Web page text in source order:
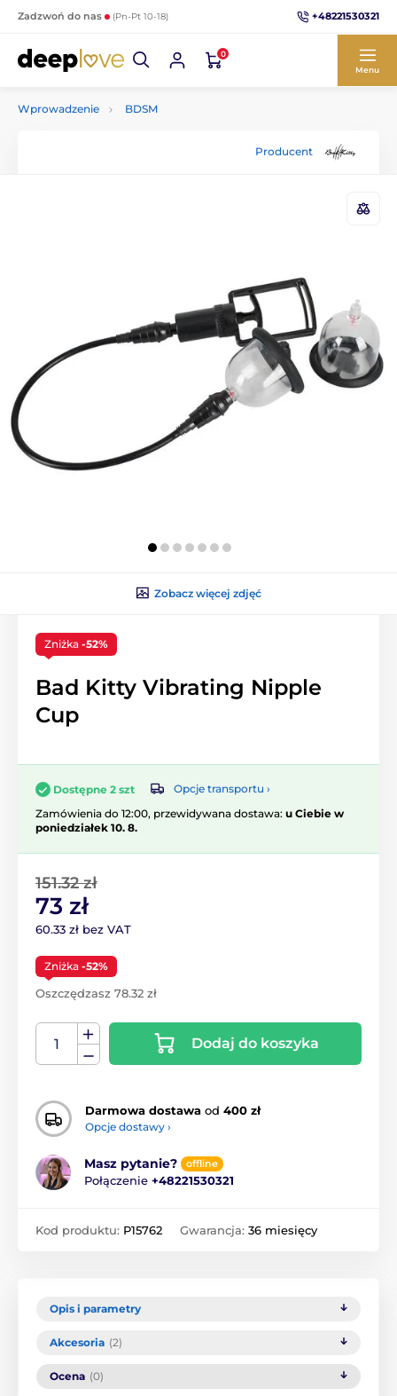
Zadzwoń do nas (Pn-Pt 10-18) +48221530321
0
Menu
Wprowadzenie BDSM
Producent
Zobacz więcej zdjęć
Zniżka -52%
Bad Kitty Vibrating Nipple
Cup
Dostępne 2 szt
Opcje transportu ›
Zamówienia do 12:00, przewidywana dostawa: u Ciebie w
poniedziałek 10. 8.
151.32 zł
73 zł
60.33 zł bez VAT
Zniżka -52%
Oszczędzasz 78.32 zł
Dodaj do koszyka
Darmowa dostawa od 400 zł
Opcje dostawy ›
Masz pytanie? offline
Połączenie +48221530321
Kod produktu: P15762 Gwarancja: 36 miesięcy
Opis i parametry
Akcesoria (2)
Ocena (0)